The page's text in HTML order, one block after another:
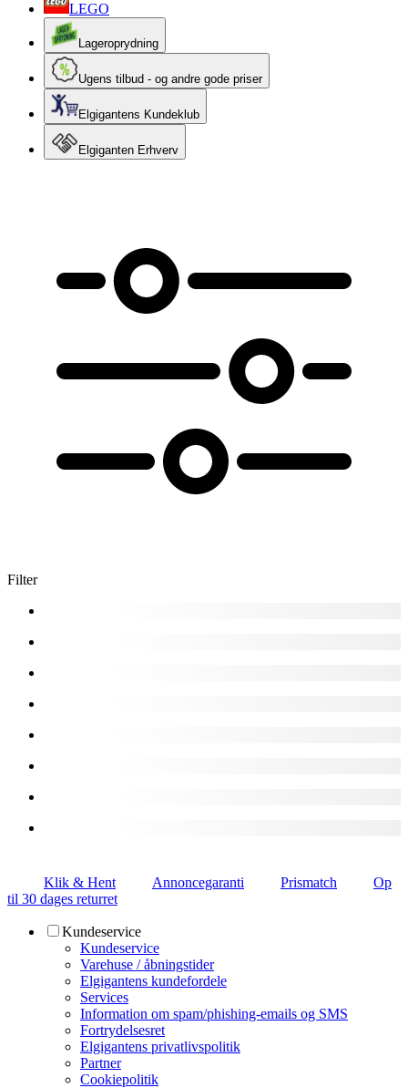
LEGO
Lageroprydning
Ugens tilbud - og andre gode priser
Elgigantens Kundeklub
Elgiganten Erhverv
Filter
Klik & Hent Annoncegaranti Prismatch
Op
til 30 dages returret
Kundeservice
Kundeservice
Varehuse / åbningstider
Elgigantens kundefordele
Services
Information om spam/phishing-emails og SMS
Fortrydelsesret
Elgigantens privatlivspolitik
Partner
Cookiepolitik